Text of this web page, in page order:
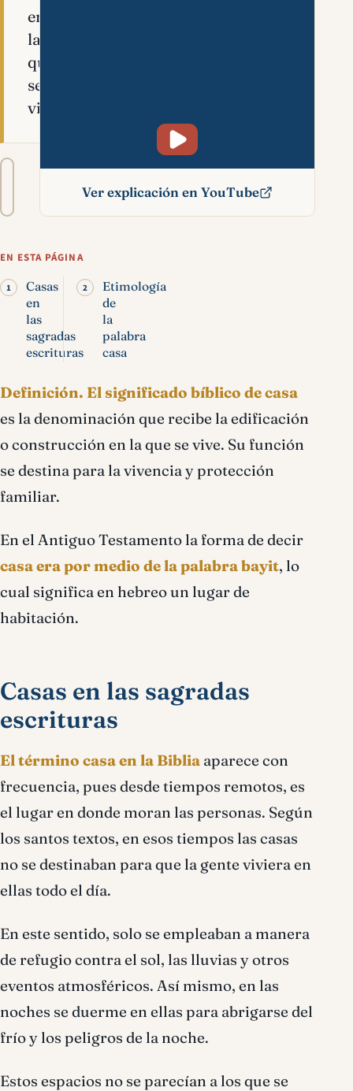
en
la
que
se
vive.
Tamaño
A− A+
Ver explicación en YouTube
EN ESTA PÁGINA
Casas
en
las
sagradas
escrituras
Etimología
de
la
palabra
casa
Definición. El significado bíblico de casa
es la denominación que recibe la edificación
o construcción en la que se vive. Su función
se destina para la vivencia y protección
familiar.
En el Antiguo Testamento la forma de decir
casa era por medio de la palabra bayit, lo
cual significa en hebreo un lugar de
habitación.
Casas en las sagradas
escrituras
El término casa en la Biblia aparece con
frecuencia, pues desde tiempos remotos, es
el lugar en donde moran las personas. Según
los santos textos, en esos tiempos las casas
no se destinaban para que la gente viviera en
ellas todo el día.
En este sentido, solo se empleaban a manera
de refugio contra el sol, las lluvias y otros
eventos atmosféricos. Así mismo, en las
noches se duerme en ellas para abrigarse del
frío y los peligros de la noche.
Estos espacios no se parecían a los que se